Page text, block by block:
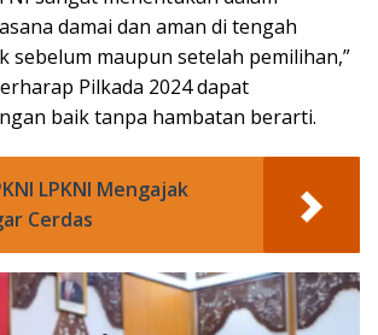
damai dan aman di tengah
sebelum maupun setelah pemilihan,”
Pilkada 2024 dapat
baik tanpa hambatan berarti.
LPKNI Mengajak
Cerdas